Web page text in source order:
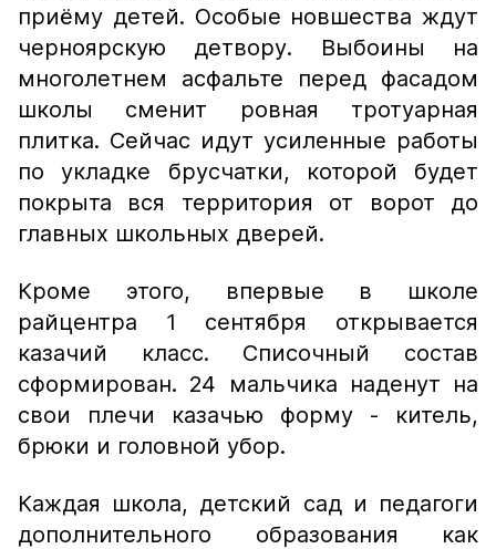
приёму детей. Особые новшества ждут
черноярскую детвору. Выбоины на
многолетнем асфальте перед фасадом
школы сменит ровная тротуарная
плитка. Сейчас идут усиленные работы
по укладке брусчатки, которой будет
покрыта вся территория от ворот до
главных школьных дверей.
Кроме этого, впервые в школе
райцентра 1 сентября открывается
казачий класс. Списочный состав
сформирован. 24 мальчика наденут на
свои плечи казачью форму - китель,
брюки и головной убор.
Каждая школа, детский сад и педагоги
дополнительного образования как